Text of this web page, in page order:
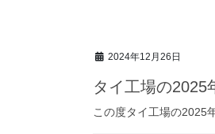
2024年12月26日
タイ工場の2025
この度タイ工場の2025